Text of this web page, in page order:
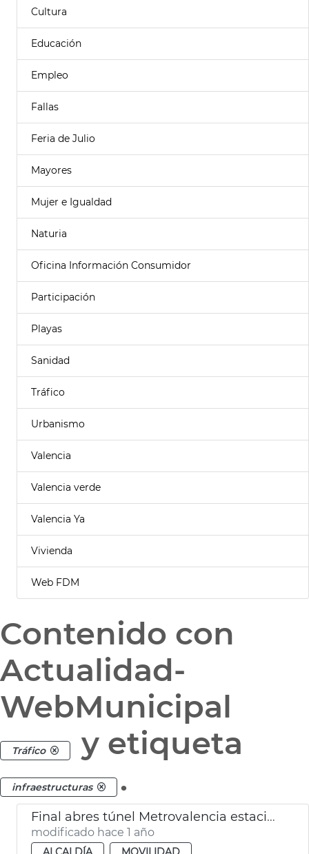
Cultura
Educación
Empleo
Fallas
Feria de Julio
Mayores
Mujer e Igualdad
Naturia
Oficina Información Consumidor
Participación
Playas
Sanidad
Tráfico
Urbanismo
Valencia
Valencia verde
Valencia Ya
Vivienda
Web FDM
Contenido con
Actualidad-
WebMunicipal
Tráfico y etiqueta
infraestructuras .
Final abres túnel Metrovalencia estaciones de Xàtiva y Alicante
modificado hace 1 año